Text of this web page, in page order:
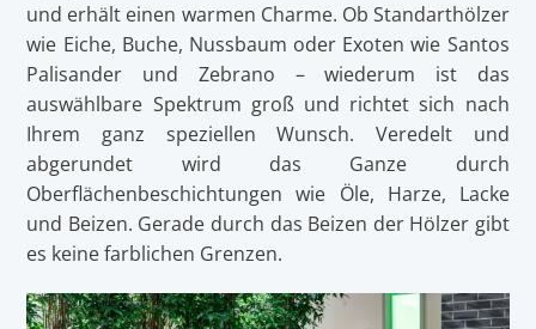
und erhält einen warmen Charme. Ob Standarthölzer
wie Eiche, Buche, Nussbaum oder Exoten wie Santos
Palisander und Zebrano – wiederum ist das
auswählbare Spektrum groß und richtet sich nach
Ihrem ganz speziellen Wunsch. Veredelt und
abgerundet wird das Ganze durch
Oberflächenbeschichtungen wie Öle, Harze, Lacke
und Beizen. Gerade durch das Beizen der Hölzer gibt
es keine farblichen Grenzen.